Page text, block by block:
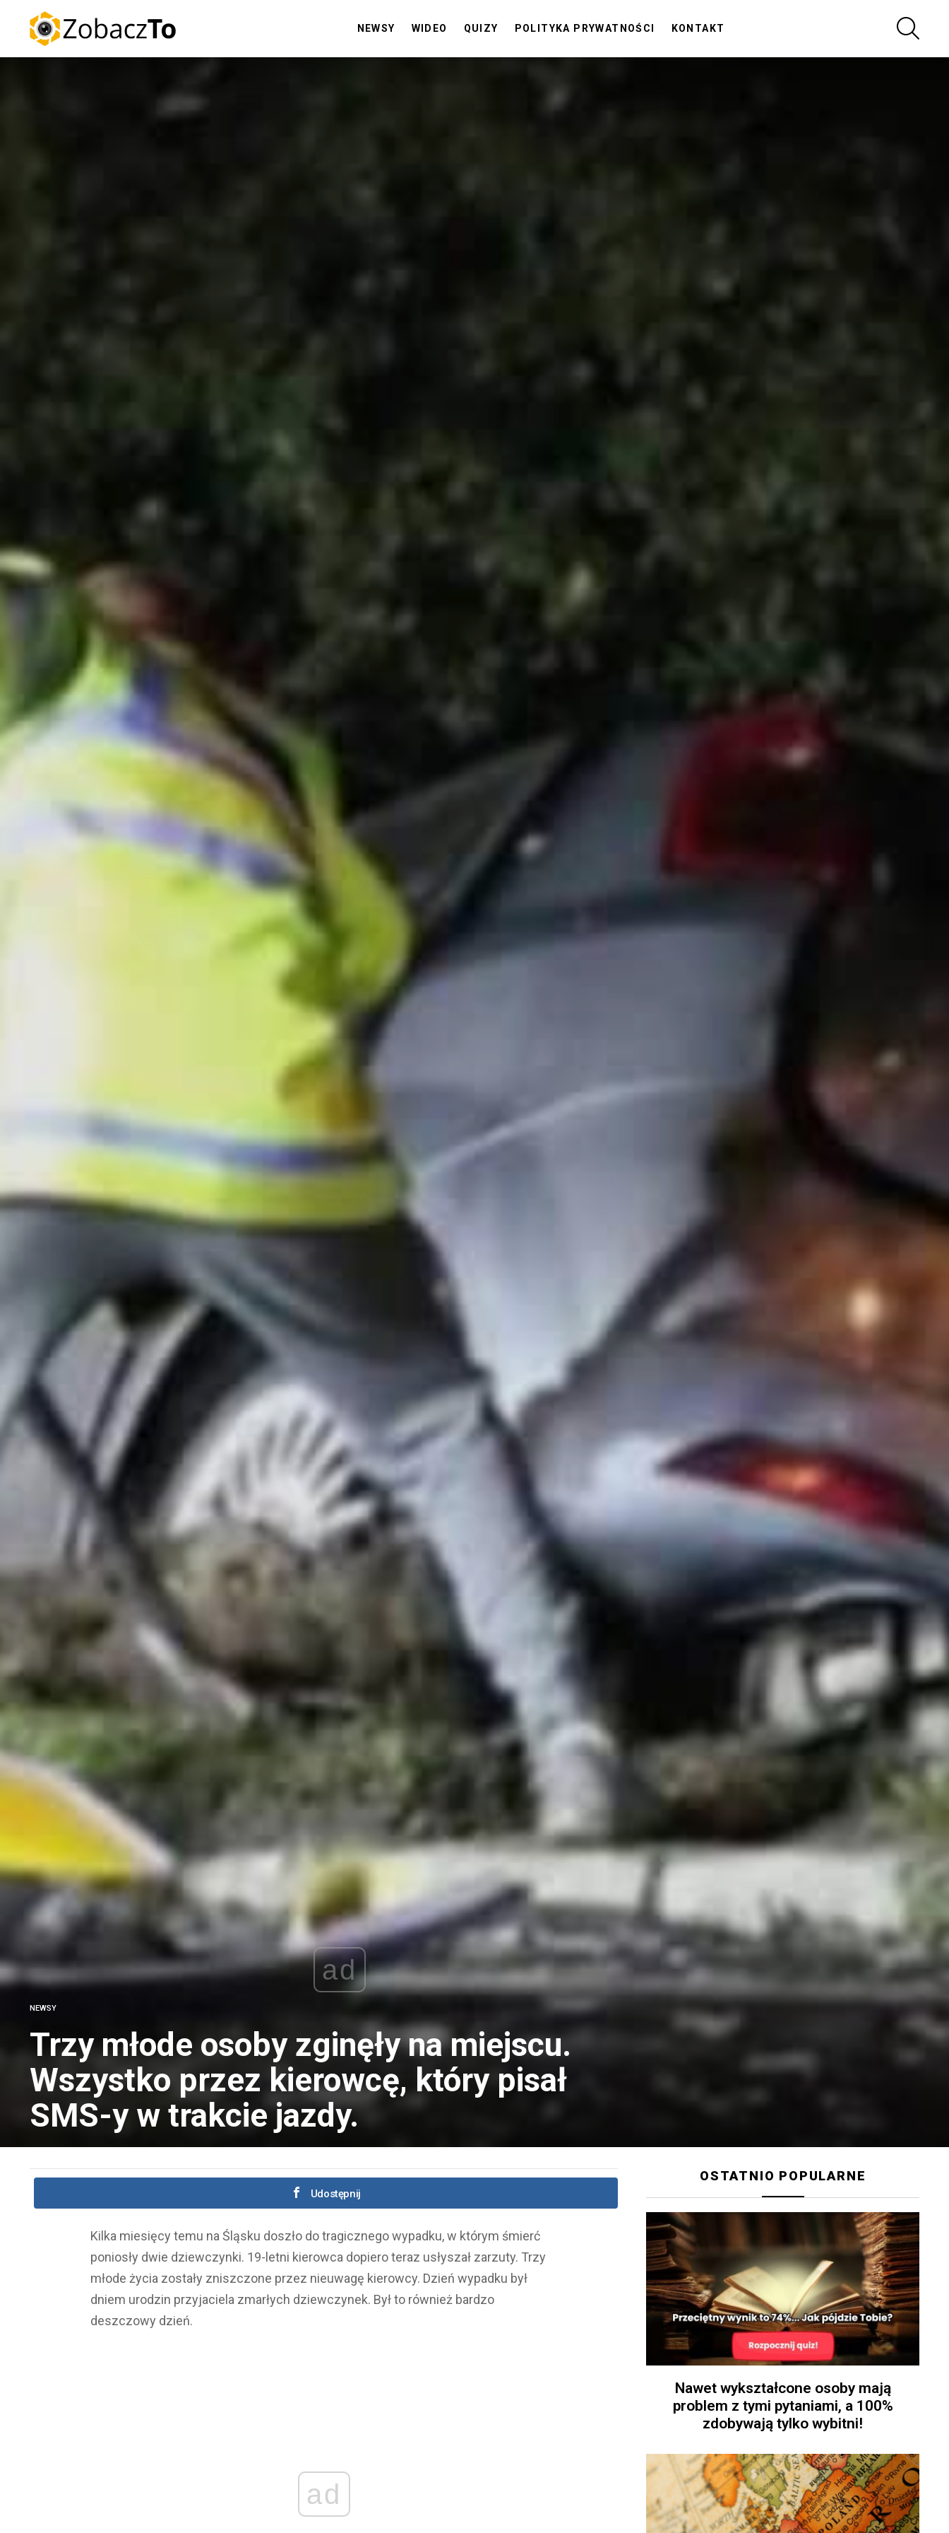
NEWSY WIDEO QUIZY POLITYKA PRYWATNOŚCI KONTAKT
ad
NEWSY
Trzy młode osoby zginęły na miejscu.
Wszystko przez kierowcę, który pisał
SMS-y w trakcie jazdy.
Udostępnij
Kilka miesięcy temu na Śląsku doszło do tragicznego wypadku, w którym śmierć
poniosły dwie dziewczynki. 19-letni kierowca dopiero teraz usłyszał zarzuty. Trzy
młode życia zostały zniszczone przez nieuwagę kierowcy. Dzień wypadku był
dniem urodzin przyjaciela zmarłych dziewczynek. Był to również bardzo
deszczowy dzień.
ad
OSTATNIO POPULARNE
Nawet wykształcone osoby mają
problem z tymi pytaniami, a 100%
zdobywają tylko wybitni!